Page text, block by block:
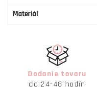
Materiál
Dodanie tovaru
do 24-48 hodín